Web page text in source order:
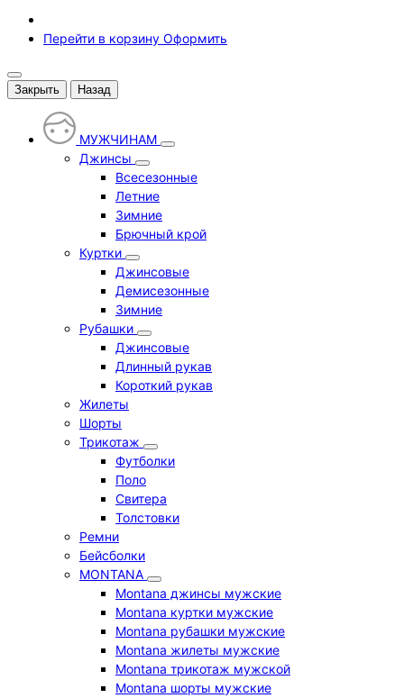
Перейти в корзину Оформить
Закрыть Назад
МУЖЧИНАМ
Джинсы
Всесезонные
Летние
Зимние
Брючный крой
Куртки
Джинсовые
Демисезонные
Зимние
Рубашки
Джинсовые
Длинный рукав
Короткий рукав
Жилеты
Шорты
Трикотаж
Футболки
Поло
Свитера
Толстовки
Ремни
Бейсболки
MONTANA
Montana джинсы мужские
Montana куртки мужские
Montana рубашки мужские
Montana жилеты мужские
Montana трикотаж мужской
Montana шорты мужские